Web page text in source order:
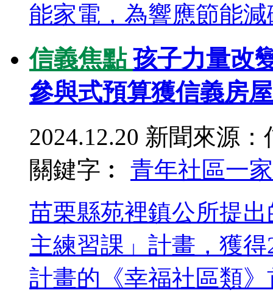
能家電，為響應節能
信義焦點 孩子力量改
參與式預算獲信義房
2024.12.20 新聞來源：
關鍵字︰ 青年社區一家
苗栗縣苑裡鎮公所提
主練習課」計畫，獲
計畫的《幸福社區類